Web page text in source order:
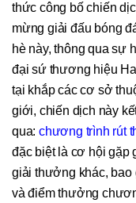
thức công bố chiến
mừng giải đấu bóng
hè này, thông qua sự
đại sứ thương hiệu
tại khắp các cơ sở
giới, chiến dịch này
qua: chương trình rút
đặc biệt là cơ hội gặp
giải thưởng khác, bao
và điểm thưởng